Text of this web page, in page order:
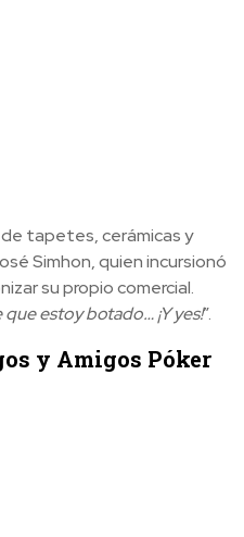
tapetes, cerámicas y
Simhon, quien incursionó
su propio comercial.
estoy botado… ¡Y yes!”.
y Amigos Póker